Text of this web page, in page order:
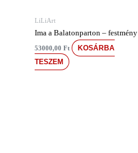
LiLiArt
Ima a Balatonparton – festmény
53000,00Ft
KOSÁRBA
TESZEM